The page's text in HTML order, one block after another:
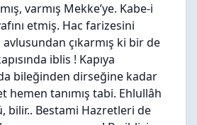
varmış Mekke’ye. Kabe-i
etmiş. Hac farizesini
çıkarmış ki bir de
iblis ! Kapıya
bileğinden dirseğine kadar
hemen tanımış tabi. Ehlullâh
bilir.. Bestami Hazretleri de